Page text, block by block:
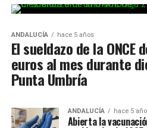
ANDALUCÍA hace 5 años
El sueldazo de la ONCE
euros al mes durante
Punta Umbría
ANDALUCÍA hace 5
Abierta la